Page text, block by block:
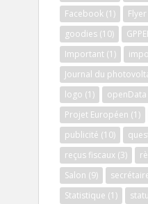
Facebook (1) Flyer
goodies (10)
Important (1)
Journal du
logo (1) openData
Projet Européen (1)
publicité (10)
reçus fiscaux (3)
Salon (9)
Statistique (1)